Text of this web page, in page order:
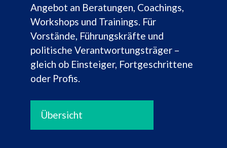
Angebot an Beratungen, Coachings,
Workshops und Trainings. Für
Vorstände, Führungskräfte und
politische Verantwortungsträger –
gleich ob Einsteiger, Fortgeschrittene
oder Profis.
Übersicht